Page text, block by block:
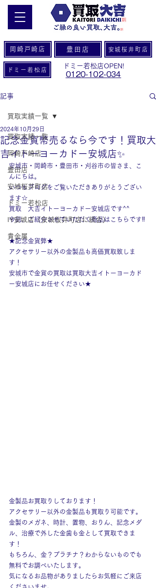
岡崎戸崎店 豊田店 安城桜井町店
ドミー若松店
ドミー若松店OPEN!
0120-102-034
記事
買取実績一覧
岡崎戸崎店
豊田店
安城桜井町店
ドミー若松店
IY安城店（安城桜井町店に統合）
貴金属
買取実績一覧
記念金貨幣売るなら今です！買取大
吉イトーヨーカドー安城店✨
2024年10月29日
安城市・岡崎市・豊田市・刈谷市の皆さま、こ
んにちは。
いつもブログをご覧いただきありがとうござい
ます☆
買取　大吉イトーヨーカドー安城店です^^
今回、ご紹介させていただく商品はこちらです‼
★記念金貨弊★
アクセサリー以外の金製品も高価買取致しま
す！
安城市で金貨の買取は買取大吉イトーヨーカド
ー安城店にお任せください★
金製品お買取りしております！
アクセサリー以外の金製品も買取り可能です。
金製のメガネ、時計、置物、おりん、記念メダ
ル、治療で外した金歯も金として買取できま
す！
もちろん、金？プラチナ？わからないものでも
無料でお調べいたします。
気になるお品物がありましたらお気軽にご来店
くださいませ。